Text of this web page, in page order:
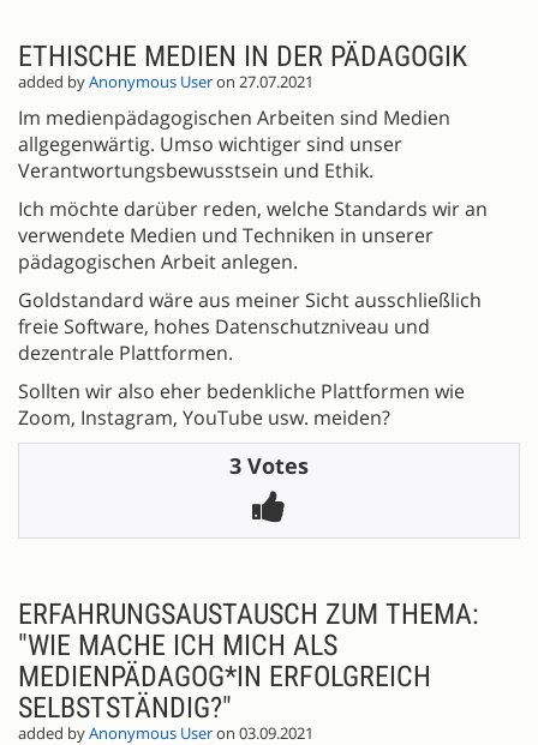
ETHISCHE MEDIEN IN DER PÄDAGOGIK
added byAnonymous Useron 27.07.2021
Im medienpädagogischen Arbeiten sind Medien
allgegenwärtig. Umso wichtiger sind unser
Verantwortungsbewusstsein und Ethik.
Ich möchte darüber reden, welche Standards wir an
verwendete Medien und Techniken in unserer
pädagogischen Arbeit anlegen.
Goldstandard wäre aus meiner Sicht ausschließlich
freie Software, hohes Datenschutzniveau und
dezentrale Plattformen.
Sollten wir also eher bedenkliche Plattformen wie
Zoom, Instagram, YouTube usw. meiden?
3 Votes
ERFAHRUNGSAUSTAUSCH ZUM THEMA:
"WIE MACHE ICH MICH ALS
MEDIENPÄDAGOG*IN ERFOLGREICH
SELBSTSTÄNDIG?"
added byAnonymous Useron 03.09.2021